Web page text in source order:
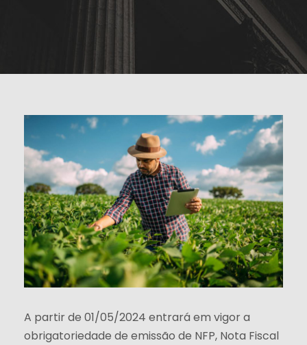
A partir de 01/05/2024 entrará em vigor a
obrigatoriedade de emissão de NFP, Nota Fiscal